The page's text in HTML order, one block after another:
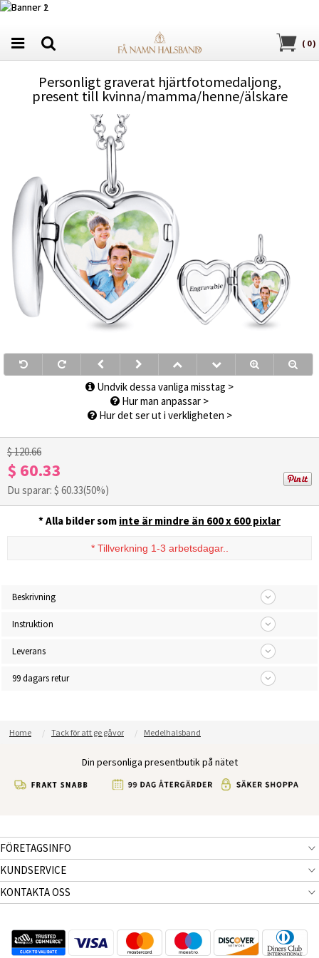
( 0)
Personligt graverat hjärtfotomedaljong,
present till kvinna/mamma/henne/älskare
Undvik dessa vanliga misstag >
Hur man anpassar >
Hur det ser ut i verkligheten >
$ 120.66
$ 60.33
Du sparar: $ 60.33(50%)
* Alla bilder som inte är mindre än 600 x 600 pixlar
* Tillverkning 1-3 arbetsdagar..
Beskrivning
Instruktion
Leverans
99 dagars retur
Home Tack för att ge gåvor Medelhalsband
Din personliga presentbutik på nätet
FÖRETAGSINFO
KUNDSERVICE
KONTAKTA OSS